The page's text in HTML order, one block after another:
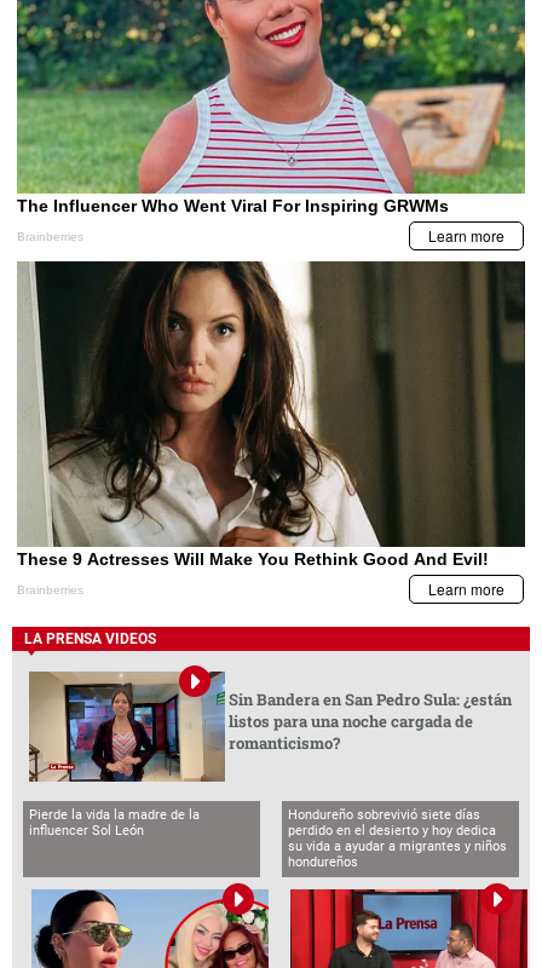
LA PRENSA VIDEOS
Sin Bandera en San Pedro Sula: ¿están
listos para una noche cargada de
romanticismo?
Pierde la vida la madre de la
influencer Sol León
Hondureño sobrevivió siete días
perdido en el desierto y hoy dedica
su vida a ayudar a migrantes y niños
hondureños